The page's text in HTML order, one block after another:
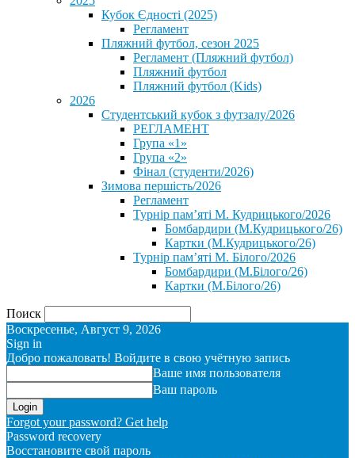
Кубок Єдності (2025)
Регламент
Пляжний футбол, сезон 2025
Регламент (Пляжний футбол)
Пляжний футбол
Пляжний футбол (Kids)
2026
Студентський кубок з футзалу/2026
РЕГЛАМЕНТ
Група «1»
Група «2»
Фінал (студенти/2026)
⁨Зимова першість/2026⁩
Регламент
Турнір пам’яті М. Кудрицького/2026
Бомбардири (М.Кудрицького/26)
Картки (М.Кудрицького/26)
Турнір пам’яті М. Білого/2026
Бомбардири (М.Білого/26)
Картки (М.Білого/26)
Поиск
Воскресенье, Август 9, 2026
Sign in
Добро пожаловать! Войдите в свою учётную запись
Ваше имя пользователя
Ваш пароль
Forgot your password? Get help
Password recovery
Восстановите свой пароль